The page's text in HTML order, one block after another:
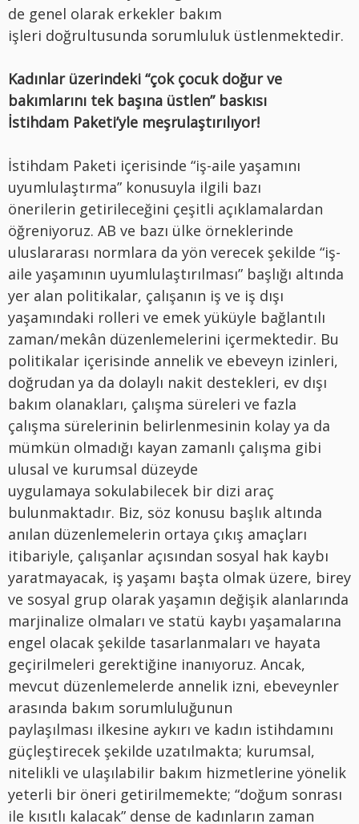
de genel olarak erkekler bakım
işleri doğrultusunda sorumluluk üstlenmektedir.
Kadınlar üzerindeki “çok çocuk doğur ve
bakımlarını tek başına üstlen” baskısı
İstihdam Paketi’yle meşrulaştırılıyor!
İstihdam Paketi içerisinde “iş-aile yaşamını
uyumlulaştırma” konusuyla ilgili bazı
önerilerin getirileceğini çeşitli açıklamalardan
öğreniyoruz. AB ve bazı ülke örneklerinde
uluslararası normlara da yön verecek şekilde “iş-
aile yaşamının uyumlulaştırılması” başlığı altında
yer alan politikalar, çalışanın iş ve iş dışı
yaşamındaki rolleri ve emek yüküyle bağlantılı
zaman/mekân düzenlemelerini içermektedir. Bu
politikalar içerisinde annelik ve ebeveyn izinleri,
doğrudan ya da dolaylı nakit destekleri, ev dışı
bakım olanakları, çalışma süreleri ve fazla
çalışma sürelerinin belirlenmesinin kolay ya da
mümkün olmadığı kayan zamanlı çalışma gibi
ulusal ve kurumsal düzeyde
uygulamaya sokulabilecek bir dizi araç
bulunmaktadır. Biz, söz konusu başlık altında
anılan düzenlemelerin ortaya çıkış amaçları
itibariyle, çalışanlar açısından sosyal hak kaybı
yaratmayacak, iş yaşamı başta olmak üzere, birey
ve sosyal grup olarak yaşamın değişik alanlarında
marjinalize olmaları ve statü kaybı yaşamalarına
engel olacak şekilde tasarlanmaları ve hayata
geçirilmeleri gerektiğine inanıyoruz. Ancak,
mevcut düzenlemelerde annelik izni, ebeveynler
arasında bakım sorumluluğunun
paylaşılması ilkesine aykırı ve kadın istihdamını
güçleştirecek şekilde uzatılmakta; kurumsal,
nitelikli ve ulaşılabilir bakım hizmetlerine yönelik
yeterli bir öneri getirilmemekte; “doğum sonrası
ile kısıtlı kalacak” dense de kadınların zaman